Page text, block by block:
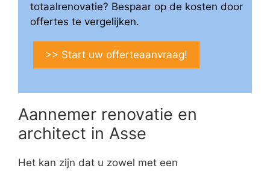
totaalrenovatie? Bespaar op de kosten door
offertes te vergelijken.
>> Start uw offerteaanvraag!
Aannemer renovatie en
architect in Asse
Het kan zijn dat u zowel met een